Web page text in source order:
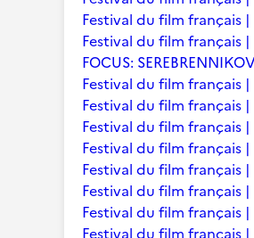
Festival du film français
Festival du film français
FOCUS:
Festival du film français
Festival du film français |
Festival du film français
Festival du film français
Festival du film français
Festival du film français |
Festival du film français |
Festival du film français |